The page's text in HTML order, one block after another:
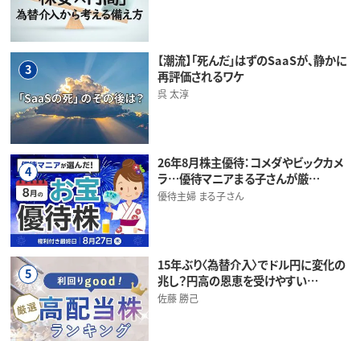
3
【潮流】「死んだ」はずのSaaSが、静かに
再評価されるワケ
呉 太淳
4
26年8月株主優待：コメダやビックカメ
ラ…優待マニアまる子さんが厳…
優待主婦 まる子さん
5
15年ぶり〈為替介入〉でドル円に変化の
兆し？円高の恩恵を受けやすい…
佐藤 勝己